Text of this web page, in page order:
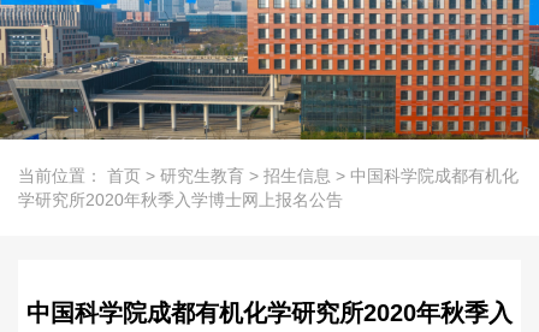
当前位置： 首页 > 研究生教育 > 招生信息 > 中国科学院成都有机化
学研究所2020年秋季入学博士网上报名公告
中国科学院成都有机化学研究所2020年秋季入